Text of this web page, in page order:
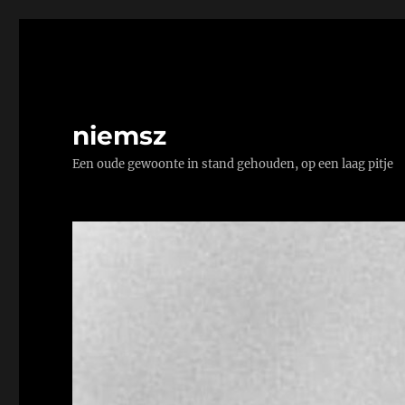
niemsz
Een oude gewoonte in stand gehouden, op een laag pitje